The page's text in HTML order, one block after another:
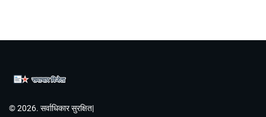
© 2026. सर्वाधिकार सुरक्षित|